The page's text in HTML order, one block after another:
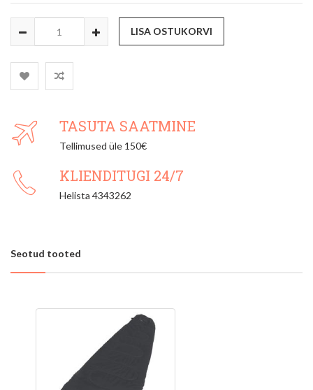
LISA OSTUKORVI
TASUTA SAATMINE
Tellimused üle 150€
KLIENDITUGI 24/7
Helista 4343262
Seotud tooted